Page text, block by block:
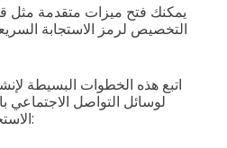
يمكنك فتح ميزات متقدمة مثل
التخصيص لرمز الاستجابة
اتبع هذه الخطوات البسيطة
لوسائل التواصل الاجتماعي
الاستجابة السريعة عبر الإنترنت: